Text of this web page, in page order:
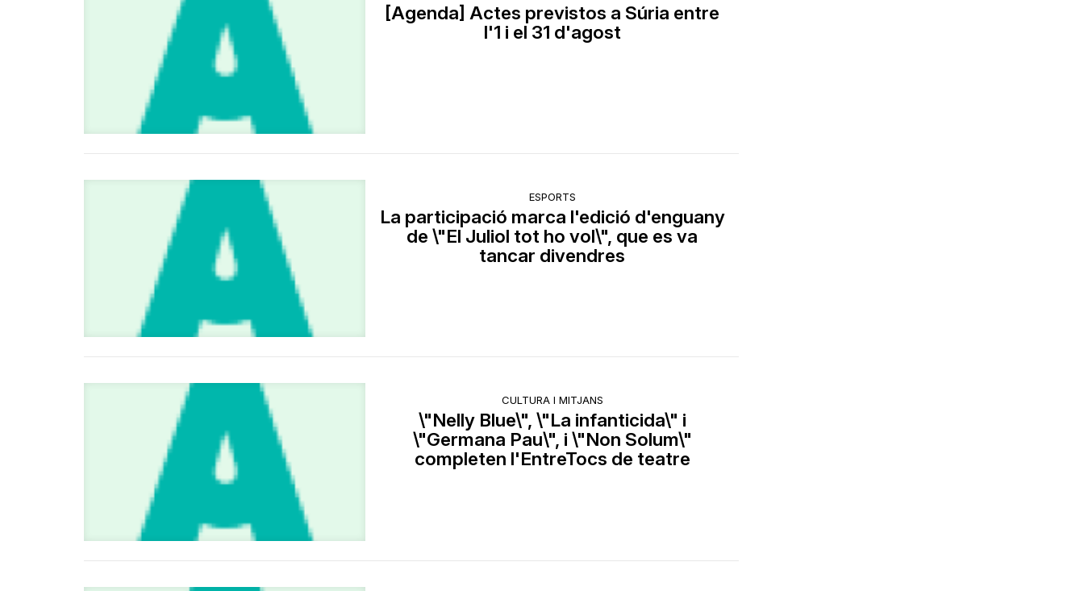
[Agenda] Actes previstos a Súria entre
l'1 i el 31 d'agost
ESPORTS
La participació marca l'edició d'enguany
de \"El Juliol tot ho vol\", que es va
tancar divendres
CULTURA I MITJANS
\"Nelly Blue\", \"La infanticida\" i
\"Germana Pau\", i \"Non Solum\"
completen l'EntreTocs de teatre